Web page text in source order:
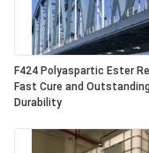
F424 Polyaspartic Ester
Fast Cure and Outstanding
Durability